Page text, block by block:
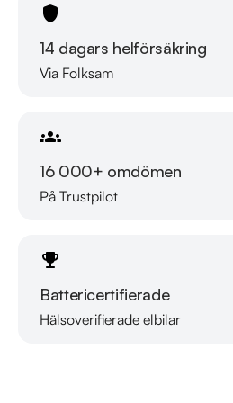
2018-10-16 - 3290 mil
2020-09-25 - 5392 mil
2021-09-13 - 7123 mil
2023-03-07 - 9507 mil
Besök
för att:
• Se närbilder och film på bilen
• Reservera bilen direkt online
• Få mer info om utrustning och tillval
14 dagars helförsäkring
Via Folksam
16 000+ omdömen
På Trustpilot
Battericertifierade
Hälsoverifierade elbilar
Läs mer om oss